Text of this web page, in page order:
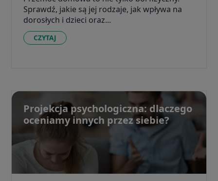
Sprawdź, jakie są jej rodzaje, jak wpływa na
dorosłych i dzieci oraz...
CZYTAJ
Projekcja psychologiczna: dlaczego
oceniamy innych przez siebie?